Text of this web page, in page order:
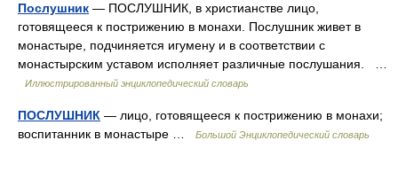
Послушник — ПОСЛУШНИК, в христианстве лицо,
готовящееся к пострижению в монахи. Послушник живет в
монастыре, подчиняется игумену и в соответствии с
монастырским уставом исполняет различные послушания. …
Иллюстрированный энциклопедический словарь
ПОСЛУШНИК — лицо, готовящееся к пострижению в монахи;
воспитанник в монастыре …
Большой Энциклопедический словарь